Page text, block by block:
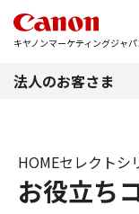
キヤノンマーケティングジャ
法人のお客さま
お役立ち
HOMEセレクトシ